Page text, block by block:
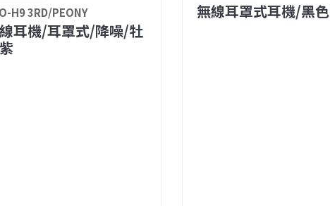
H9 3RD/PEONY
耳機/耳罩式/降噪/牡
無線耳罩式耳機/黑色